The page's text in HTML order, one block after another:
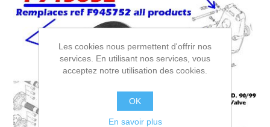
Les cookies nous permettent d'offrir nos
services. En utilisant nos services, vous
acceptez notre utilisation des cookies.
OK
En savoir plus